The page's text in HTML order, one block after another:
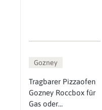
Gozney
Tragbarer Pizzaofen
Gozney Roccbox für
Gas oder